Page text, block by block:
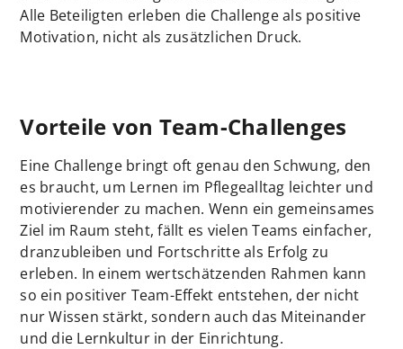
Alle Beteiligten erleben die Challenge als positive
Motivation, nicht als zusätzlichen Druck.
Vorteile von Team-Challenges
Eine Challenge bringt oft genau den Schwung, den
es braucht, um Lernen im Pflegealltag leichter und
motivierender zu machen. Wenn ein gemeinsames
Ziel im Raum steht, fällt es vielen Teams einfacher,
dranzubleiben und Fortschritte als Erfolg zu
erleben. In einem wertschätzenden Rahmen kann
so ein positiver Team-Effekt entstehen, der nicht
nur Wissen stärkt, sondern auch das Miteinander
und die Lernkultur in der Einrichtung.